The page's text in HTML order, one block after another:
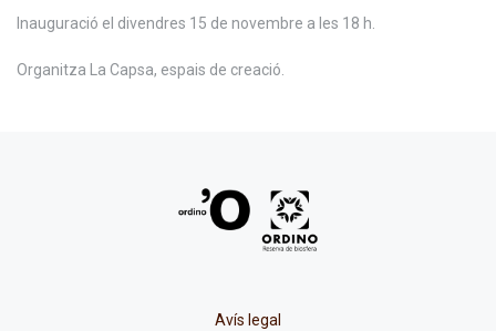
Inauguració el divendres 15 de novembre a les 18 h.
Organitza La Capsa, espais de creació.
Avís legal